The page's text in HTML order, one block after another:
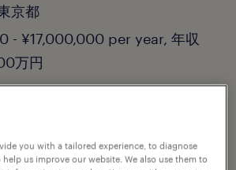
京都
- ¥17,000,000 per year, 年収
万円
you with a tailored experience, to diagnose
us improve our website. We also use them to